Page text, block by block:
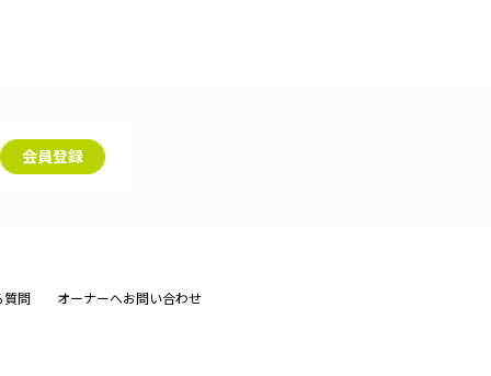
会員登録
質問 オーナーへお問い合わせ